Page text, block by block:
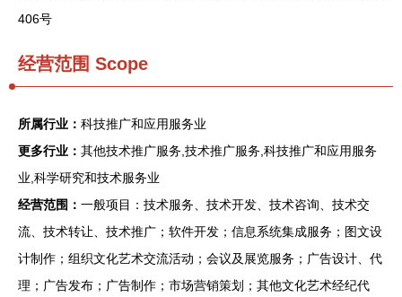
406号
经营范围 Scope
所属行业： 科技推广和应用服务业
更多行业： 其他技术推广服务,技术推广服务,科技推广和应用服务
业,科学研究和技术服务业
经营范围： 一般项目：技术服务、技术开发、技术咨询、技术交
流、技术转让、技术推广；软件开发；信息系统集成服务；图文设
计制作；组织文化艺术交流活动；会议及展览服务；广告设计、代
理；广告发布；广告制作；市场营销策划；其他文化艺术经纪代